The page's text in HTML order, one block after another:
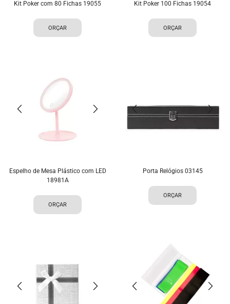
Kit Poker com 80 Fichas 19055
ORÇAR
Kit Poker 100 Fichas 19054
ORÇAR
Espelho de Mesa Plástico com LED
18981A
ORÇAR
Porta Relógios 03145
ORÇAR